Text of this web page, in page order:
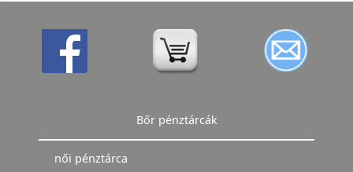
Bőr pénztárcák
női pénztárca